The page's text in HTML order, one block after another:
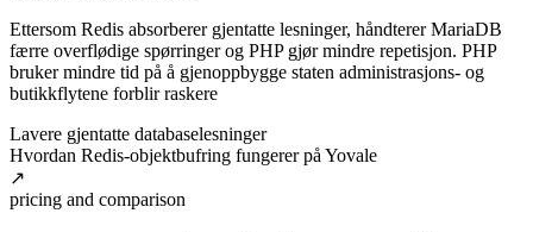
Ettersom Redis absorberer gjentatte lesninger, håndterer MariaDB
færre overflødige spørringer og PHP gjør mindre repetisjon. PHP
bruker mindre tid på å gjenoppbygge staten administrasjons- og
butikkflytene forblir raskere
Lavere gjentatte databaselesninger
Hvordan Redis-objektbufring fungerer på Yovale
↗
pricing and comparison